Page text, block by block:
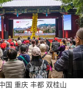
国 重庆 丰都 双桂山